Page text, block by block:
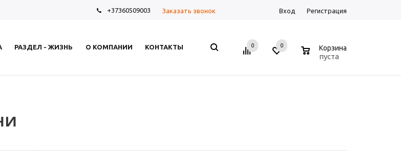
+37360509003 Заказать звонок Вход Регистрация
РАЗДЕЛ - ЖИЗНЬ О КОМПАНИИ КОНТАКТЫ 0 0 Корзина
пуста